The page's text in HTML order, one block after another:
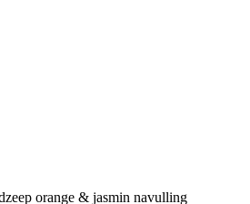
orange & jasmin navulling